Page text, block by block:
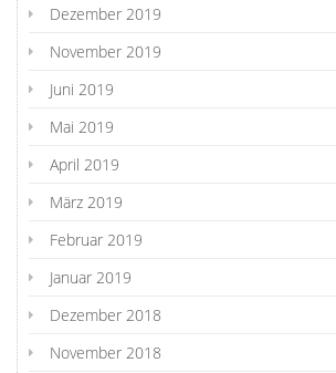
Dezember 2019
November 2019
Juni 2019
Mai 2019
April 2019
März 2019
Februar 2019
Januar 2019
Dezember 2018
November 2018